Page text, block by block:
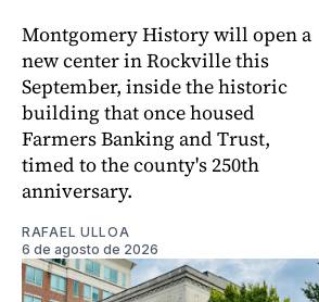
Montgomery History will open a
new center in Rockville this
September, inside the historic
building that once housed
Farmers Banking and Trust,
timed to the county's 250th
anniversary.
RAFAEL ULLOA
6 de agosto de 2026